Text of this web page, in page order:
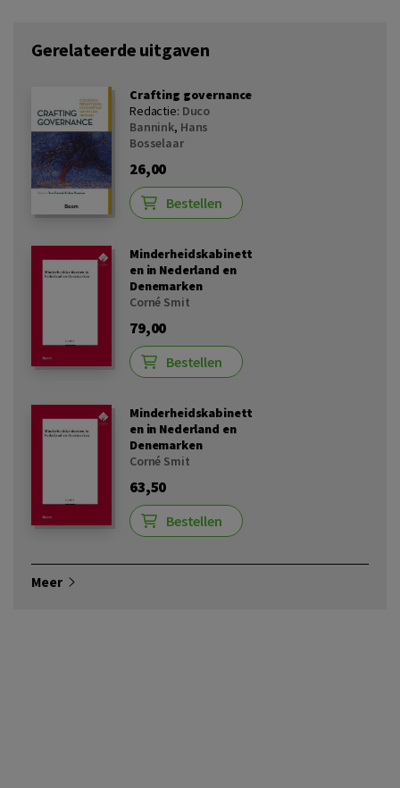
Gerelateerde uitgaven
Crafting governance
Redactie: Duco
Bannink, Hans
Bosselaar
26,00
Bestellen
Minderheidskabinett
en in Nederland en
Denemarken
Corné Smit
79,00
Bestellen
Minderheidskabinett
en in Nederland en
Denemarken
Corné Smit
63,50
Bestellen
Meer